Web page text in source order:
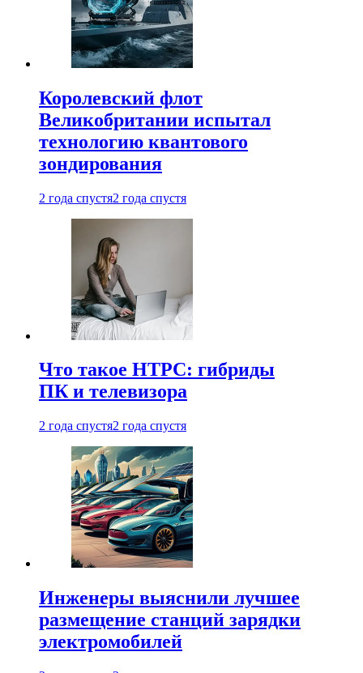
Королевский флот
Великобритании испытал
технологию квантового
зондирования
2 года спустя2 года спустя
Что такое HTPC: гибриды
ПК и телевизора
2 года спустя2 года спустя
Инженеры выяснили лучшее
размещение станций зарядки
электромобилей